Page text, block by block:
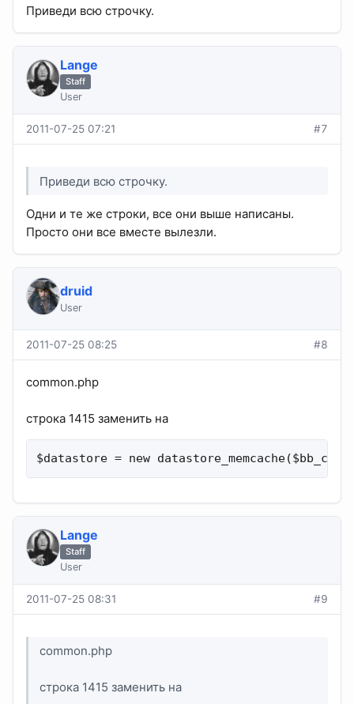
Приведи всю строчку.
Lange
Staff
User
2011-07-25 07:21 #7
Приведи всю строчку.
Одни и те же строки, все они выше написаны.
Просто они все вместе вылезли.
druid
User
2011-07-25 08:25 #8
common.php
строка 1415 заменить на
$datastore = new
Lange
Staff
User
2011-07-25 08:31 #9
common.php
строка 1415 заменить на